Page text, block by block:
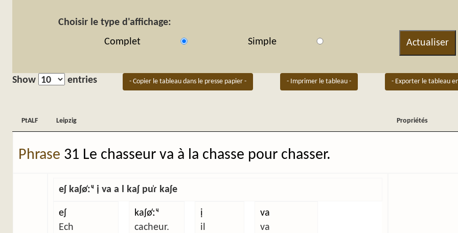
Choisir le type d'affichage:
Complet
Simple Actualiser
Show entries - Copier le tableau dans le presse papier - - Imprimer le tableau - - Exporter le tableau
PtALF Leipzig Propriétés
Phrase 31 Le chasseur va à la chasse pour chasser.
eʃ kaʃø̜ːᶣ ị va a l kaʃ pu̜ɾ kaʃe
eʃ
Ech
kaʃø̜ːᶣ
cacheur.
ị
il
va
va